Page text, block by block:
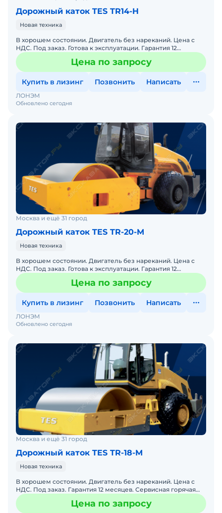
Дорожный каток TES TR14-H
Новая техника
В хорошем состоянии. Двигатель без нареканий. Цена с
НДС. Под заказ. Готова к эксплуатации. Гарантия 12
месяцев. Сервисная горячая линия. Заводская гарантия. По
Цена по запросу
Купить в лизинг Позвонить Написать
Обновлено сегодня
ЛОНЭМ
Москва и ещё 31 город
Дорожный каток TES TR-20-M
Новая техника
В хорошем состоянии. Двигатель без нареканий. Цена с
НДС. Под заказ. Готова к эксплуатации. Гарантия 12
месяцев. Сервисная горячая линия. Заводская гарантия. По
Цена по запросу
Купить в лизинг Позвонить Написать
Обновлено сегодня
ЛОНЭМ
Москва и ещё 31 город
Дорожный каток TES TR-18-M
Новая техника
В хорошем состоянии. Двигатель без нареканий. Цена с
НДС. Под заказ. Гарантия 12 месяцев. Сервисная горячая
линия. Заводская гарантия. Полная документация.
Цена по запросу